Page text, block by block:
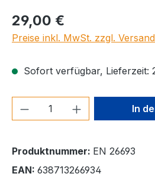
Regulärer Preis:
29,00 €
Preise inkl. MwSt. zzgl.
Sofort verfügbar, Lieferzeit:
Produkt Anzahl: Gib
In
Produktnummer: EN 26693
EAN: 638713266934